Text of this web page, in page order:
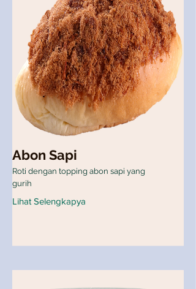
Abon Sapi
Roti dengan topping abon sapi yang
gurih
Lihat Selengkapya